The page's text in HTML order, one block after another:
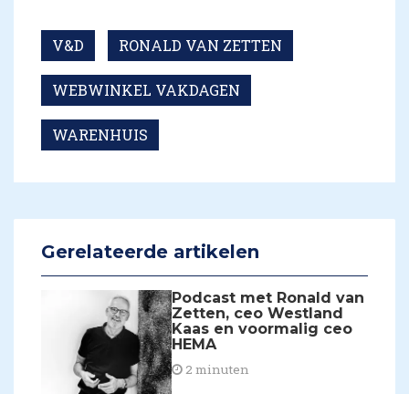
V&D RONALD VAN ZETTEN
WEBWINKEL VAKDAGEN
WARENHUIS
Gerelateerde artikelen
Podcast met Ronald van
Zetten, ceo Westland
Kaas en voormalig ceo
HEMA
2 minuten